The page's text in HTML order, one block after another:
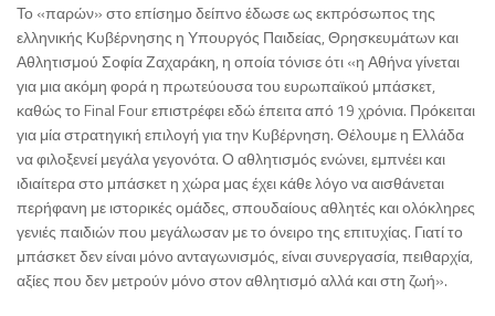
Το «παρών» στο επίσημο δείπνο έδωσε ως εκπρόσωπος της
ελληνικής Κυβέρνησης η Υπουργός Παιδείας, Θρησκευμάτων και
Αθλητισμού Σοφία Ζαχαράκη, η οποία τόνισε ότι «η Αθήνα γίνεται
για μια ακόμη φορά η πρωτεύουσα του ευρωπαϊκού μπάσκετ,
καθώς το Final Four επιστρέφει εδώ έπειτα από 19 χρόνια. Πρόκειται
για μία στρατηγική επιλογή για την Κυβέρνηση. Θέλουμε η Ελλάδα
να φιλοξενεί μεγάλα γεγονότα. Ο αθλητισμός ενώνει, εμπνέει και
ιδιαίτερα στο μπάσκετ η χώρα μας έχει κάθε λόγο να αισθάνεται
περήφανη με ιστορικές ομάδες, σπουδαίους αθλητές και ολόκληρες
γενιές παιδιών που μεγάλωσαν με το όνειρο της επιτυχίας. Γιατί το
μπάσκετ δεν είναι μόνο ανταγωνισμός, είναι συνεργασία, πειθαρχία,
αξίες που δεν μετρούν μόνο στον αθλητισμό αλλά και στη ζωή».